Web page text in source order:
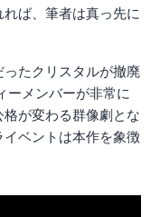
れば、筆者は真っ先に
たクリスタルが撤廃
ーメンバーが非常に
が変わる群像劇とな
ベントは本作を象徴